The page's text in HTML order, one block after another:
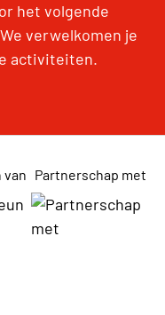
het volgende
verwelkomen je
activiteiten.
van Partnerschap met